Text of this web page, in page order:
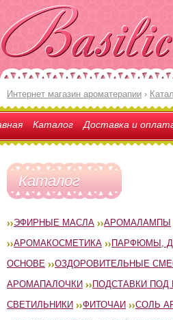
Интернет магазин ароматерапии ›
Каталог Доставка и
Каталог
ЭФИРНЫЕ МАСЛА АРОМАЛАМПЫ
АРОМАКОСМЕТИКА
ПАРФЮМЫ,
ОСНОВЕ
ОЗДОРОВИТЕЛЬНЫЕ
АРОМАПАЛОЧКИ
ПОДСТАВКИ ПОД
СВЕТИЛЬНИКИ
ФИТОЧАИ
СОЛЬ